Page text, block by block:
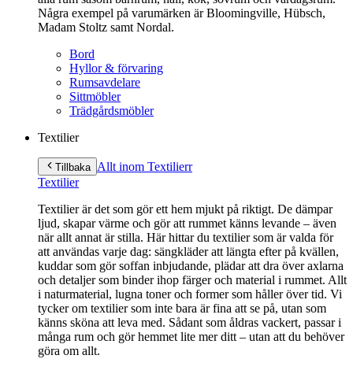
Några exempel på varumärken är Bloomingville, Hübsch,
Madam Stoltz samt Nordal.
Bord
Hyllor & förvaring
Rumsavdelare
Sittmöbler
Trädgårdsmöbler
Textilier
Tillbaka Allt inom Textilierr
Textilier
Textilier är det som gör ett hem mjukt på riktigt. De dämpar
ljud, skapar värme och gör att rummet känns levande – även
när allt annat är stilla. Här hittar du textilier som är valda för
att användas varje dag: sängkläder att längta efter på kvällen,
kuddar som gör soffan inbjudande, plädar att dra över axlarna
och detaljer som binder ihop färger och material i rummet. Allt
i naturmaterial, lugna toner och former som håller över tid. Vi
tycker om textilier som inte bara är fina att se på, utan som
känns sköna att leva med. Sådant som åldras vackert, passar i
många rum och gör hemmet lite mer ditt – utan att du behöver
göra om allt.